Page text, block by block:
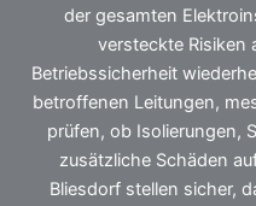
der gesamten
versteckte Risiken
Betriebssicherheit
betroffenen Leitungen,
prüfen, ob Isolierungen,
zusätzliche Schäden
Bliesdorf stellen sicher,